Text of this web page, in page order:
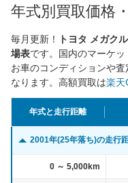
年式別買取価格
毎月更新！
トヨタ メガク
場表です。国内のマーケッ
お車のコンディションや
なります。高額買取は楽天
年式と走行距離
2001年(25年落ち)の走行
0 ～ 5,000km